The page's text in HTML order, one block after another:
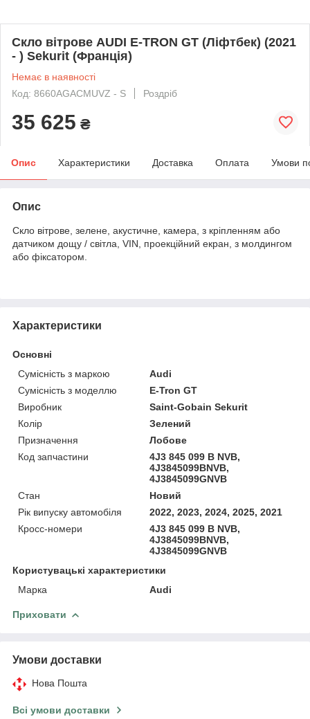
Скло вітрове AUDI E-TRON GT (Ліфтбек) (2021
- ) Sekurit (Франція)
Немає в наявності
Код: 8660AGACMUVZ - S
Роздріб
35 625 ₴
Опис Характеристики Доставка Оплата Умови
Опис
Скло вітрове, зелене, акустичне, камера, з кріпленням або
датчиком дощу / світла, VIN, проекційний екран, з молдингом
або фіксатором.
Характеристики
Основні
Сумісність з маркою
Audi
Сумісність з моделлю
E-Tron GT
Виробник
Saint-Gobain Sekurit
Колір
Зелений
Призначення
Лобове
Код запчастини
4J3 845 099 B NVB,
4J3845099BNVB,
4J3845099GNVB
Стан
Новий
Рік випуску автомобіля
2022, 2023, 2024, 2025, 2021
Кросс-номери
4J3 845 099 B NVB,
4J3845099BNVB,
4J3845099GNVB
Користувацькі характеристики
Марка
Audi
Приховати
Умови доставки
Нова Пошта
Всі умови доставки